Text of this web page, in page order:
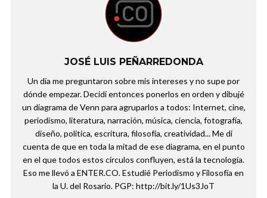
JOSÉ LUIS PEÑARREDONDA
Un día me preguntaron sobre mis intereses y no supe por
dónde empezar. Decidí entonces ponerlos en orden y dibujé
un diagrama de Venn para agruparlos a todos: Internet, cine,
periodismo, literatura, narración, música, ciencia, fotografía,
diseño, política, escritura, filosofía, creatividad... Me di
cuenta de que en toda la mitad de ese diagrama, en el punto
en el que todos estos círculos confluyen, está la tecnología.
Eso me llevó a ENTER.CO. Estudié Periodismo y Filosofía en
la U. del Rosario. PGP: http://bit.ly/1Us3JoT